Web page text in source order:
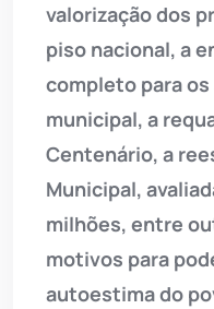
valorização dos
piso nacional, a
completo para
municipal, a
Centenário, a
Municipal,
milhões, entre
motivos para
autoestima do